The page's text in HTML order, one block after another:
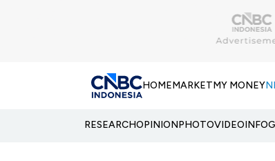
HOMEMARKETMY MONEY
RESEARCHOPINIONPHOTOVIDEO